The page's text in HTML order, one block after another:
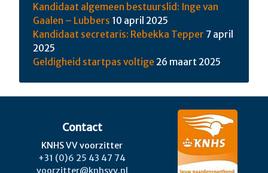
Kandidaat algemeen bestuurslid: Inge van
Gaalen – Lubbers 10 april 2025
Kandidaat secretaris: Rebekka Tepper 7 april
2025
Geldigheid startpas voltige 26 maart 2025
Contact
KNHS VV voorzitter
+31 (0)6 25 43 47 74
voorzitter@knhsvv.nl